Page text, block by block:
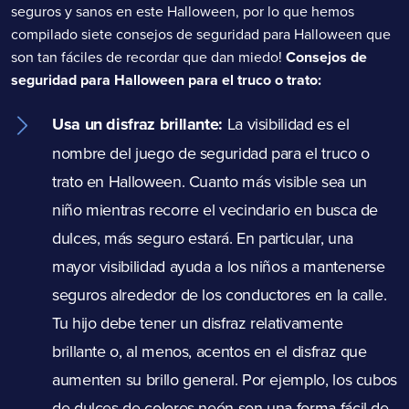
seguros y sanos en este Halloween, por lo que hemos
compilado siete consejos de seguridad para Halloween que
son tan fáciles de recordar que dan miedo! Consejos de
seguridad para Halloween para el truco o trato:
Usa un disfraz brillante: La visibilidad es el
nombre del juego de seguridad para el truco o
trato en Halloween. Cuanto más visible sea un
niño mientras recorre el vecindario en busca de
dulces, más seguro estará. En particular, una
mayor visibilidad ayuda a los niños a mantenerse
seguros alrededor de los conductores en la calle.
Tu hijo debe tener un disfraz relativamente
brillante o, al menos, acentos en el disfraz que
aumenten su brillo general. Por ejemplo, los cubos